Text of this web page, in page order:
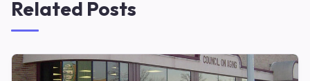
Related Posts